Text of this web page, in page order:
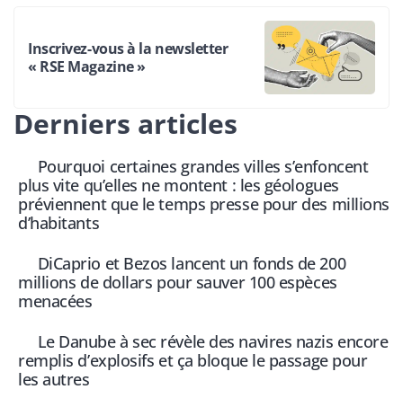
Inscrivez-vous à la newsletter
« RSE Magazine »
Derniers articles
Pourquoi certaines grandes villes s’enfoncent
plus vite qu’elles ne montent : les géologues
préviennent que le temps presse pour des millions
d’habitants
DiCaprio et Bezos lancent un fonds de 200
millions de dollars pour sauver 100 espèces
menacées
Le Danube à sec révèle des navires nazis encore
remplis d’explosifs et ça bloque le passage pour
les autres